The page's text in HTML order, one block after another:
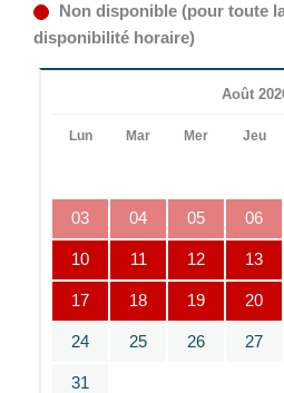
Non disponible (pour toute
disponibilité horaire)
Août
Lun Mar Mer Jeu
03 04 05 06
10 11 12 13
17 18 19 20
24 25 26 27
31